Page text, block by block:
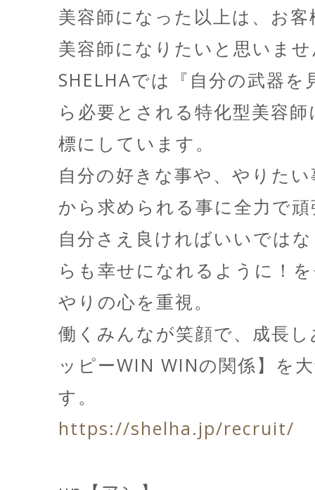
美容師になった以上は、お
美容師になりたいと思いま
SHELHAでは『自分の武器を
ら必要とされる特化型美容
標にしています。
自分の好きな事や、やりた
から求められる事に全力で
自分さえ良ければいいでは
らも幸せになれるように！
やりの心を重視。
働くみんなが笑顔で、成長
ッピーWIN WINの関係】を
す。
https://shelha.jp/recruit/